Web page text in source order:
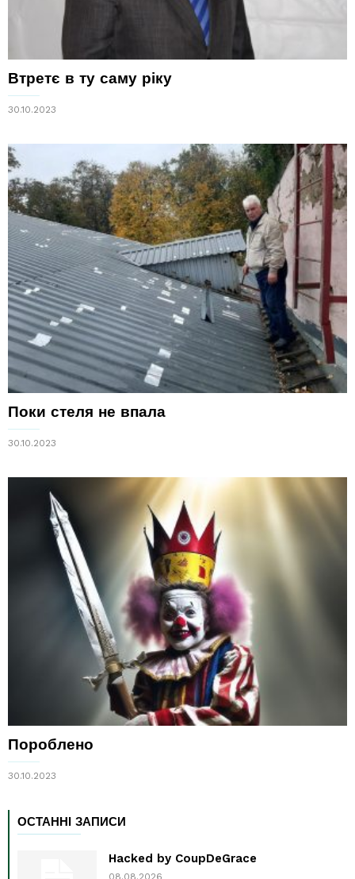
Втретє в ту саму ріку
30.10.2023
Поки стеля не впала
30.10.2023
Пороблено
30.10.2023
ОСТАННІ ЗАПИСИ
Hacked by CoupDeGrace